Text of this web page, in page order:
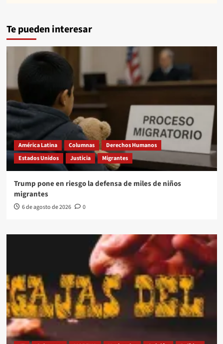
Te pueden interesar
América Latina Columnas
Derechos Humanos
Estados Unidos
Justicia Migrantes
Trump pone en riesgo la defensa de miles de niños
migrantes
6 de agosto de 2026 0